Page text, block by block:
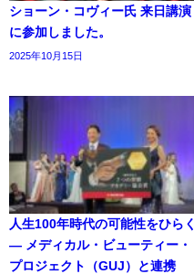
ショーン・コヴィー氏 来日講演
に参加しました。
2025年10月15日
人生100年時代の可能性をひらく
― メディカル・ビューティー・
プロジェクト（GUJ）と連携